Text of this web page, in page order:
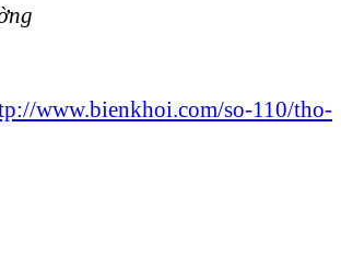
www.bienkhoi.com/so-110/tho-